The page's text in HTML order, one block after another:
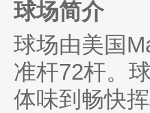
球场简介
球场由美国
准杆72杆。
体味到畅快